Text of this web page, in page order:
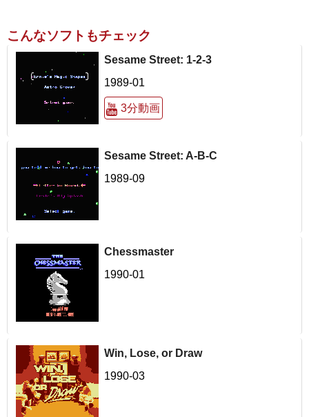
こんなソフトもチェック
Sesame Street: 1-2-3
1989-01
3分動画
Sesame Street: A-B-C
1989-09
Chessmaster
1990-01
Win, Lose, or Draw
1990-03